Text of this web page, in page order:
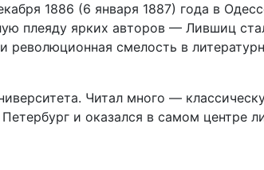
1886 (6 января 1887) года в
плеяду ярких авторов — Лившиц
революционная смелость в
Читал много —
и оказался в самом центре